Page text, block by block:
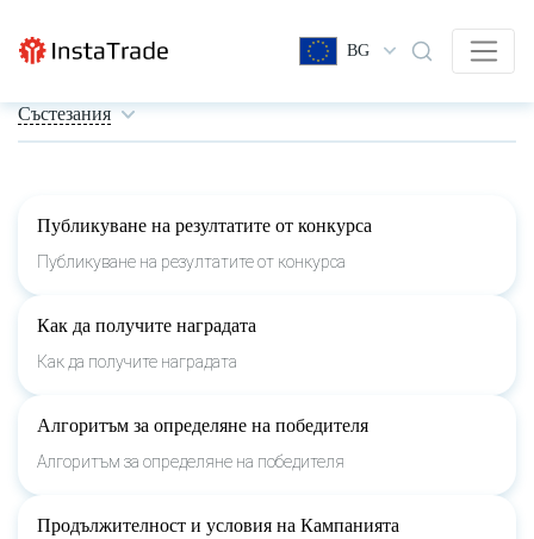
BG
Състезания
Публикуване на резултатите от конкурса
Публикуване на резултатите от конкурса
Как да получите наградата
Как да получите наградата
Алгоритъм за определяне на победителя
Алгоритъм за определяне на победителя
Продължителност и условия на Кампанията